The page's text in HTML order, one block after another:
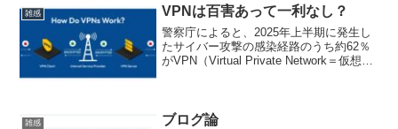
界人、インテリジェンス関係者の足跡」
でした。 正直申...
雑感 VPNは百害あって一利なし？
警察庁によると、2025年上半期に発生し
たサイバー攻撃の感染経路のうち約62％
がVPN（Virtual Private Network＝仮想専
雑感 ブログ論